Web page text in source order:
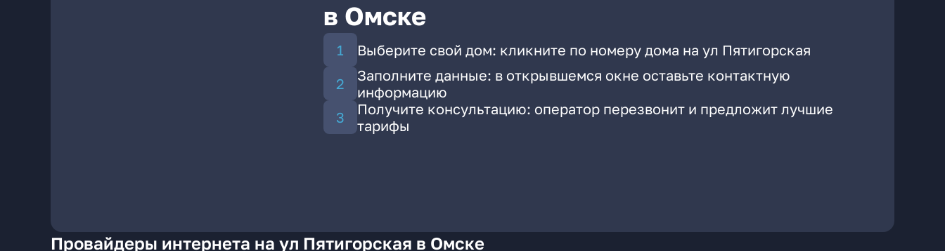
в Омске
Выберите свой дом: кликните по номеру дома на ул Пятигорская
Заполните данные: в открывшемся окне оставьте контактную
информацию
Получите консультацию: оператор перезвонит и предложит лучшие
тарифы
Провайдеры интернета на ул Пятигорская в Омске